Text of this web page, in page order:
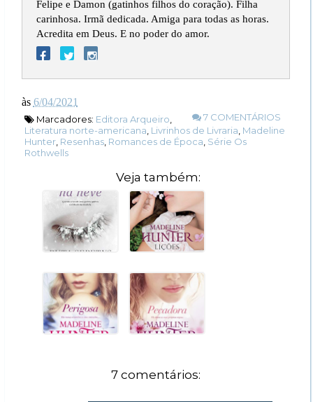
Felipe e Damon (gatinhos filhos do coração). Filha
carinhosa. Irmã dedicada. Amiga para todas as horas.
Acredita em Deus. E no poder do amor.
às 6/04/2021
7 COMENTÁRIOS
Marcadores: Editora Arqueiro,
Literatura norte-americana, Livrinhos de Livraria, Madeline
Hunter, Resenhas, Romances de Época, Série Os
Rothwells
Veja também:
7 comentários: